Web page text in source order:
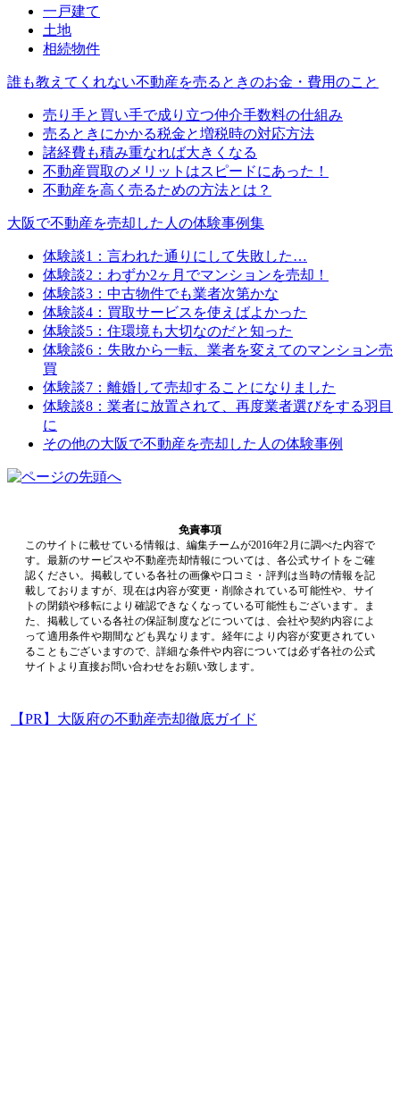
一戸建て
土地
相続物件
誰も教えてくれない不動産を売るときのお金・費用のこと
売り手と買い手で成り立つ仲介手数料の仕組み
売るときにかかる税金と増税時の対応方法
諸経費も積み重なれば大きくなる
不動産買取のメリットはスピードにあった！
不動産を高く売るための方法とは？
大阪で不動産を売却した人の体験事例集
体験談1：言われた通りにして失敗した…
体験談2：わずか2ヶ月でマンションを売却！
体験談3：中古物件でも業者次第かな
体験談4：買取サービスを使えばよかった
体験談5：住環境も大切なのだと知った
体験談6：失敗から一転、業者を変えてのマンション売
買
体験談7：離婚して売却することになりました
体験談8：業者に放置されて、再度業者選びをする羽目
に
その他の大阪で不動産を売却した人の体験事例
免責事項
このサイトに載せている情報は、編集チームが2016年2月に調べた内容で
す。最新のサービスや不動産売却情報については、各公式サイトをご確
認ください。掲載している各社の画像や口コミ・評判は当時の情報を記
載しておりますが、現在は内容が変更・削除されている可能性や、サイ
トの閉鎖や移転により確認できなくなっている可能性もございます。ま
た、掲載している各社の保証制度などについては、会社や契約内容によ
って適用条件や期間なども異なります。経年により内容が変更されてい
ることもございますので、詳細な条件や内容については必ず各社の公式
サイトより直接お問い合わせをお願い致します。
【PR】大阪府の不動産売却徹底ガイド